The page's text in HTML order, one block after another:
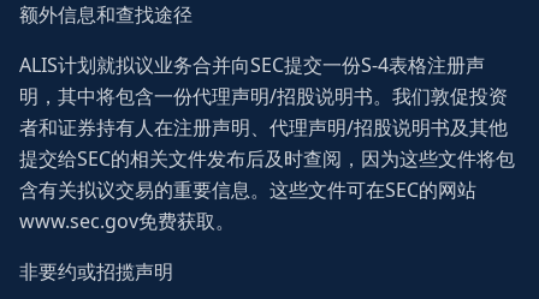
额外信息和查找途径
ALIS计划就拟议业务合并向SEC提交一份S-4表格注册声
明，其中将包含一份代理声明/招股说明书。我们敦促投资
者和证券持有人在注册声明、代理声明/招股说明书及其他
提交给SEC的相关文件发布后及时查阅，因为这些文件将包
含有关拟议交易的重要信息。这些文件可在SEC的网站
www.sec.gov免费获取。
非要约或招揽声明